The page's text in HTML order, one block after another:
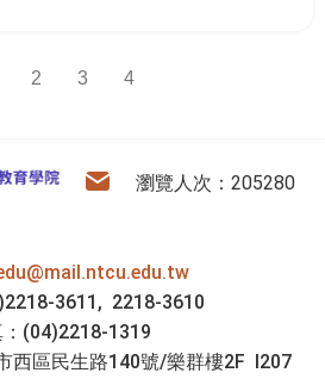
2 3 4
瀏覽人次：205280
教育學院
電子信箱
3611, 2218-3610
：(04)2218-1319
西區民生路140號/樂群樓2F I207